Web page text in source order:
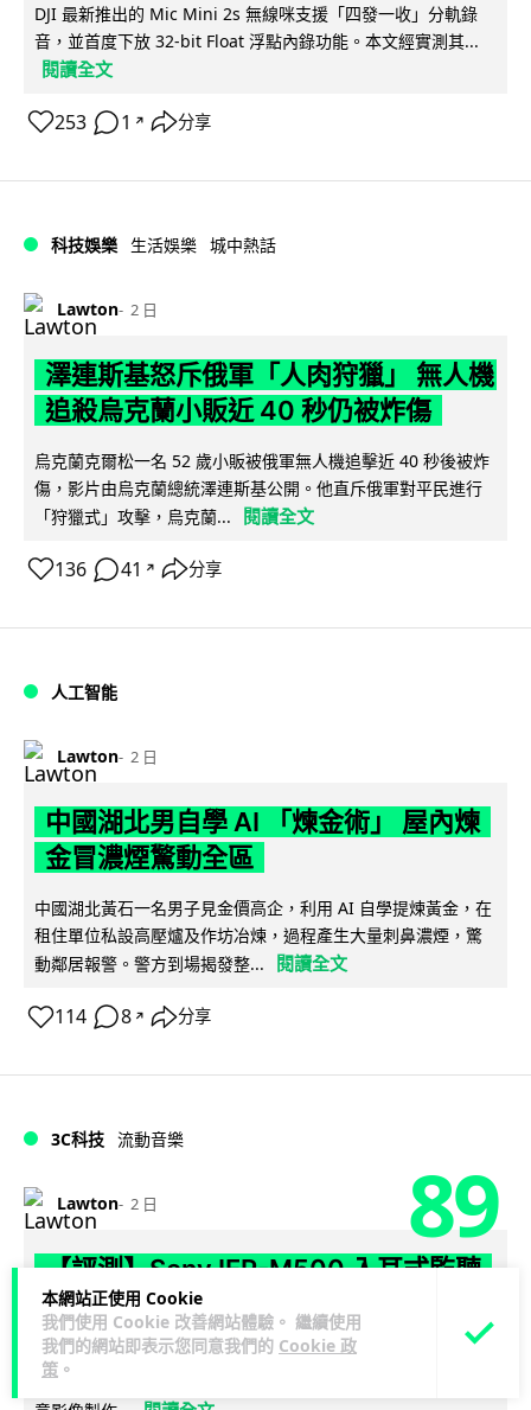
本網站正使用 Cookie
我們使用 Cookie 改善網站體驗。 繼續使用
我們的網站即表示您同意我們的 Cookie 政
策 。
DJI 最新推出的 Mic Mini 2s 無線咪支援「四發一收」分軌錄
音，並首度下放 32-bit Float 浮點內錄功能。本文經實測其...
閱讀全文
253 1 ↗ 分享
科技娛樂 生活娛樂 城中熱話
Lawton 2 日
澤連斯基怒斥俄軍「人肉狩獵」 無人機
追殺烏克蘭小販近 40 秒仍被炸傷
烏克蘭克爾松一名 52 歲小販被俄軍無人機追擊近 40 秒後被炸
傷，影片由烏克蘭總統澤連斯基公開。他直斥俄軍對平民進行
「狩獵式」攻擊，烏克蘭...
閱讀全文
136 41 ↗ 分享
人工智能
Lawton 2 日
中國湖北男自學 AI 「煉金術」 屋內煉
金冒濃煙驚動全區
中國湖北黃石一名男子見金價高企，利用 AI 自學提煉黃金，在
租住單位私設高壓爐及作坊冶煉，過程產生大量刺鼻濃煙，驚
動鄰居報警。警方到場揭發整...
閱讀全文
114 8 ↗ 分享
3C科技 流動音樂
Lawton 2 日 89
【評測】Sony IER-M500 入耳式監聽
耳機：現場拍攝、後製監聽與人聲利器
談到專業混音專用的聲音監聽耳機，Sony 經典 MDR-7506 到
MDR-M1 專業錄音室耳機都為人熟悉。而現在舞台製作者與創